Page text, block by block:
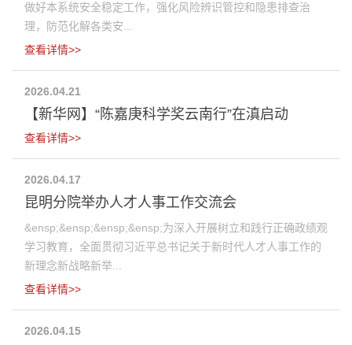
做好本系统安全稳定工作，强化风险辨识管控和隐患排查治
理，防范化解各类安...
查看详情>>
2026.04.21
【新华网】“陈嘉庚科学奖云南行”在滇启动
查看详情>>
2026.04.17
昆明分院举办人才人事工作交流会
&ensp;&ensp;&ensp;&ensp;为深入开展树立和践行正确政绩观
学习教育，全面贯彻习近平总书记关于新时代人才人事工作的
新理念新战略新举...
查看详情>>
2026.04.15